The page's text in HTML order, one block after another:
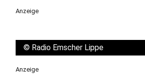
Anzeige
© Radio Emscher Lippe
Anzeige